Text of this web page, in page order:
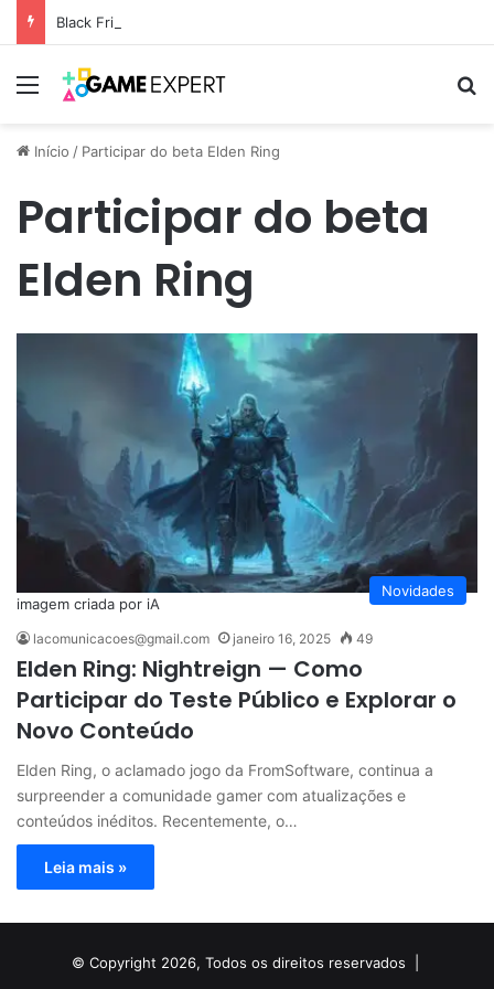
Black Friday: descontos incríveis em eletrônicos
Menu
Início / Participar do beta Elden Ring
Participar do beta
Elden Ring
Novidades
imagem criada por iA
lacomunicacoes@gmail.com janeiro 16, 2025 49
Elden Ring: Nightreign — Como
Participar do Teste Público e Explorar o
Novo Conteúdo
Elden Ring, o aclamado jogo da FromSoftware, continua a
surpreender a comunidade gamer com atualizações e
conteúdos inéditos. Recentemente, o…
Leia mais »
© Copyright 2026, Todos os direitos reservados |